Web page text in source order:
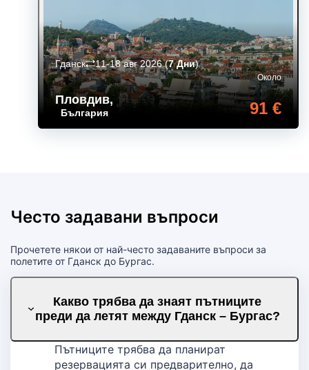
Пловдив,
България
Около
91 €
Гданск 11-18 авг 2026(7 Дни)
Често задавани въпроси
Прочетете някои от най-често задаваните въпроси за
полетите от Гданск до Бургас.
Какво трябва да знаят пътниците
преди да летят между Гданск – Бургас?
Пътниците трябва да планират
резервацията си предварително, да